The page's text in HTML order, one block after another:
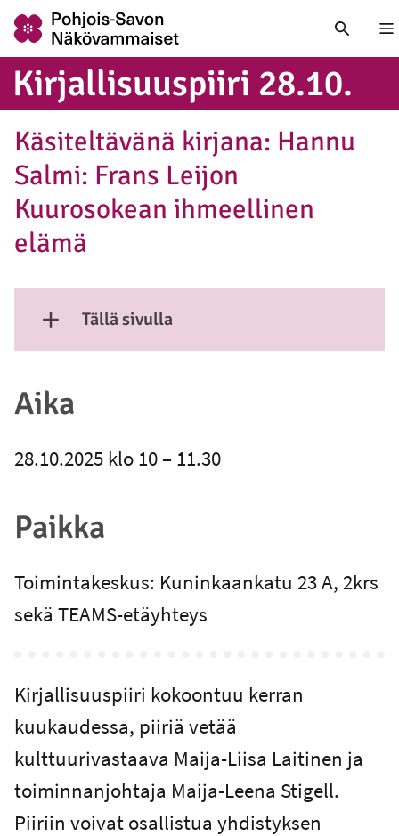
Kir­jal­li­suus­pii­ri 28.10.
Käsiteltävänä kirjana: Hannu
Salmi: Frans Leijon
Kuurosokean ihmeellinen
elämä
Tällä sivulla
Näytä sisältö
Aika
28.10.2025 klo 10 – 11.30
Paikka
Toimintakeskus: Kuninkaankatu 23 A, 2krs
sekä TEAMS-etäyhteys
Kirjallisuuspiiri kokoontuu kerran
kuukaudessa, piiriä vetää
kulttuurivastaava Maija-Liisa Laitinen ja
toiminnanjohtaja Maija-Leena Stigell.
Piiriin voivat osallistua yhdistyksen